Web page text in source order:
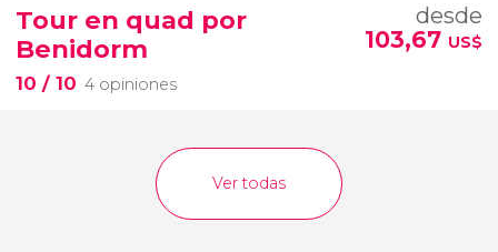
Tour en quad por
Benidorm
10 / 10 4 opiniones
desde
103,67 US$
Ver todas